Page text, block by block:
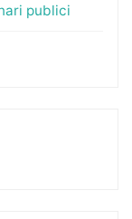
publici